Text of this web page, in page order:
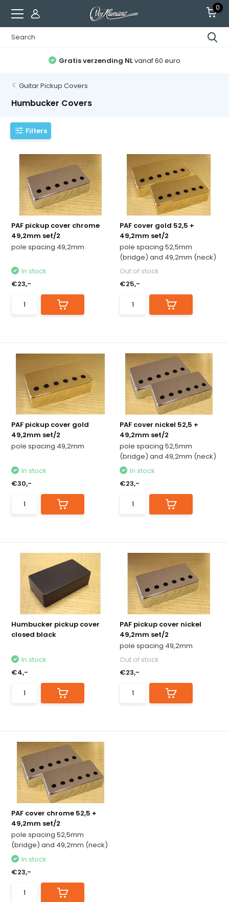
0
Gratis verzending NLvanaf 60 euro
Guitar Pickup Covers
Humbucker Covers
Filters
PAF pickup cover chrome
49,2mm set/2
pole spacing 49,2mm
In stock
€23,-
PAF cover gold 52,5 +
49,2mm set/2
pole spacing 52,5mm
(bridge) and 49,2mm (neck)
Out of stock
€25,-
PAF pickup cover gold
49,2mm set/2
pole spacing 49,2mm
In stock
€30,-
PAF cover nickel 52,5 +
49,2mm set/2
pole spacing 52,5mm
(bridge) and 49,2mm (neck)
In stock
€23,-
Humbucker pickup cover
closed black
In stock
€4,-
PAF pickup cover nickel
49,2mm set/2
pole spacing 49,2mm
Out of stock
€23,-
PAF cover chrome 52,5 +
49,2mm set/2
pole spacing 52,5mm
(bridge) and 49,2mm (neck)
In stock
€23,-